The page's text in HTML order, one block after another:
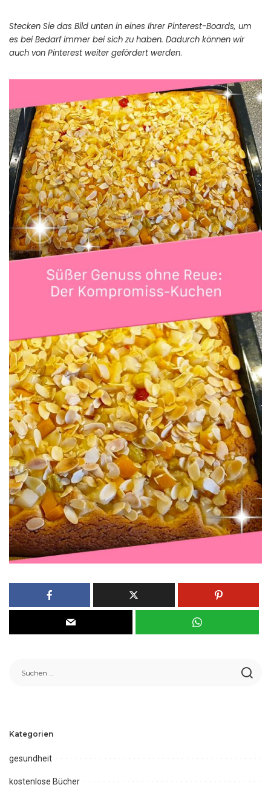
Stecken Sie das Bild unten in eines Ihrer Pinterest-Boards, um
es bei Bedarf immer bei sich zu haben. Dadurch können wir
auch von Pinterest weiter gefördert werden.
Kategorien
gesundheit
kostenlose Bücher